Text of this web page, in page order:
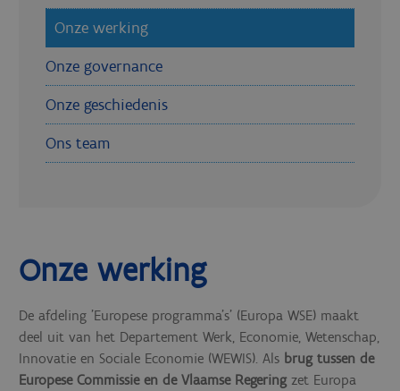
Onze werking
Onze governance
Onze geschiedenis
Ons team
Onze werking
De afdeling 'Europese programma's' (Europa WSE) maakt
deel uit van het Departement Werk, Economie, Wetenschap,
Innovatie en Sociale Economie (WEWIS). Als brug tussen de
Europese Commissie en de Vlaamse Regeringzet Europa